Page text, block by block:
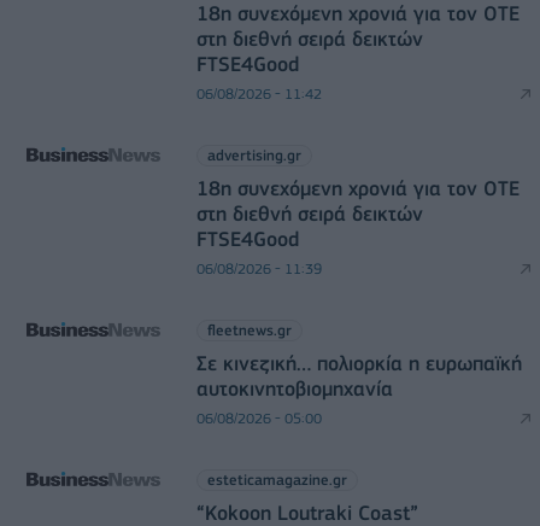
18η συνεχόμενη χρονιά για τον ΟΤΕ
στη διεθνή σειρά δεικτών
FTSE4Good
06/08/2026 - 11:42
advertising.gr
18η συνεχόμενη χρονιά για τον ΟΤΕ
στη διεθνή σειρά δεικτών
FTSE4Good
06/08/2026 - 11:39
fleetnews.gr
Σε κινεζική… πολιορκία η ευρωπαϊκή
αυτοκινητοβιομηχανία
06/08/2026 - 05:00
esteticamagazine.gr
“Kokoon Loutraki Coast”